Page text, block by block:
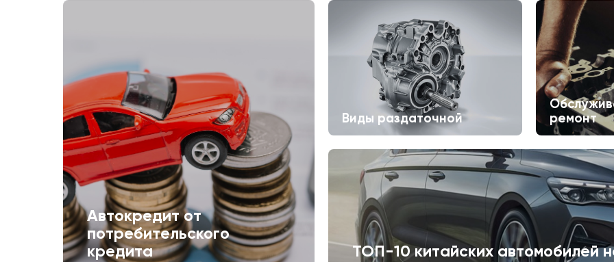
Автокредит от
потребительского
кредита
Виды раздаточной
ремонт
ТОП-10 китайских автомобилей